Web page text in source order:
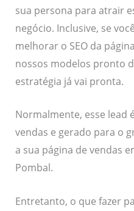
sua persona para atrair
negócio. Inclusive, se
melhorar o SEO da
nossos modelos pronto
estratégia já vai pronta.
Normalmente, esse lead
vendas e gerado para o
a sua página de vendas
Pombal.
Entretanto, o que fazer